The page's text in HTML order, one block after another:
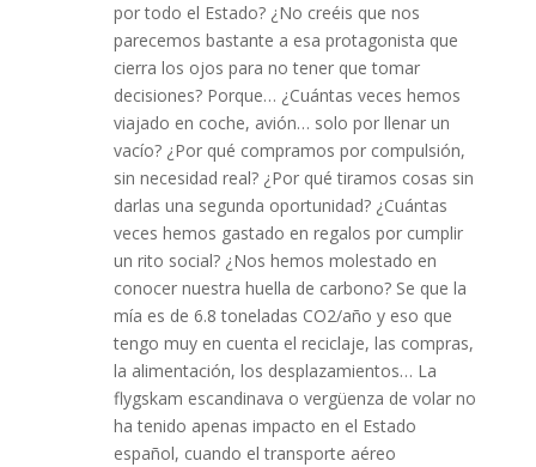
por todo el Estado? ¿No creéis que nos
parecemos bastante a esa protagonista que
cierra los ojos para no tener que tomar
decisiones? Porque… ¿Cuántas veces hemos
viajado en coche, avión… solo por llenar un
vacío? ¿Por qué compramos por compulsión,
sin necesidad real? ¿Por qué tiramos cosas sin
darlas una segunda oportunidad? ¿Cuántas
veces hemos gastado en regalos por cumplir
un rito social? ¿Nos hemos molestado en
conocer nuestra huella de carbono? Se que la
mía es de 6.8 toneladas CO2/año y eso que
tengo muy en cuenta el reciclaje, las compras,
la alimentación, los desplazamientos… La
flygskam escandinava o vergüenza de volar no
ha tenido apenas impacto en el Estado
español, cuando el transporte aéreo